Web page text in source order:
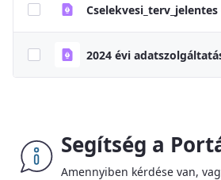
Segítség a
Amennyiben kérdése van,